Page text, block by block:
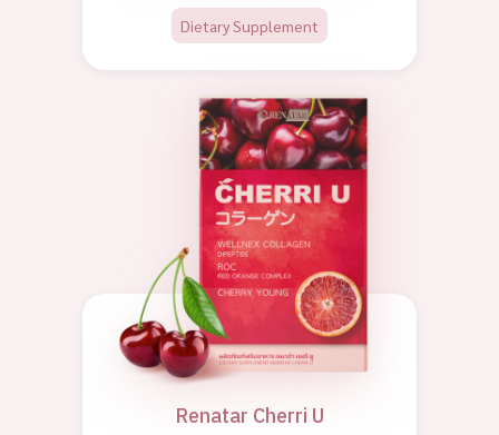
Dietary Supplement
Renatar Cherri U